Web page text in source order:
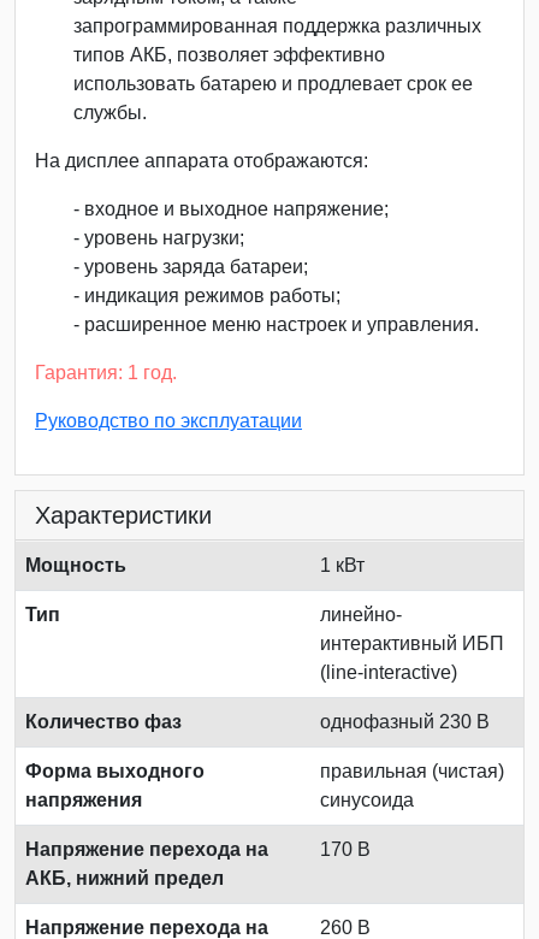
запрограммированная поддержка различных
типов АКБ, позволяет эффективно
использовать батарею и продлевает срок ее
службы.
На дисплее аппарата отображаются:
- входное и выходное напряжение;
- уровень нагрузки;
- уровень заряда батареи;
- индикация режимов работы;
- расширенное меню настроек и управления.
Гарантия: 1 год.
Руководство по эксплуатации
Характеристики
Мощность 1 кВт
Тип
линейно-
интерактивный ИБП
(line-interactive)
Количество фаз однофазный 230 В
Форма выходного
напряжения
правильная (чистая)
синусоида
Напряжение перехода на
АКБ, нижний предел
170 В
Напряжение перехода на
260 В